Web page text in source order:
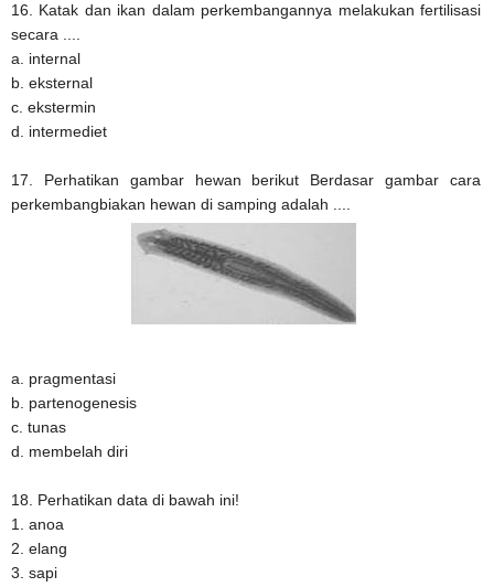
16. Katak dan ikan dalam perkembangannya melakukan fertilisasi
secara ....
a. internal
b. eksternal
c. ekstermin
d. intermediet
17. Perhatikan gambar hewan berikut Berdasar gambar cara
perkembangbiakan hewan di samping adalah ....
a. pragmentasi
b. partenogenesis
c. tunas
d. membelah diri
18. Perhatikan data di bawah ini!
1. anoa
2. elang
3. sapi